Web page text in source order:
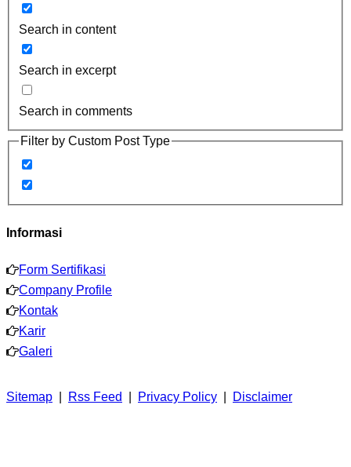
Search in content
Search in excerpt
Search in comments
Filter by Custom Post Type
Informasi
Form Sertifikasi
Company Profile
Kontak
Karir
Galeri
Sitemap Rss Feed Privacy Policy Disclaimer